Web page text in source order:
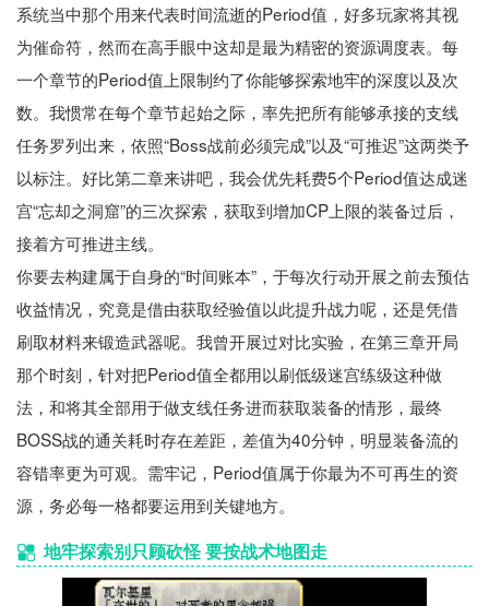
系统当中那个用来代表时间流逝的Period值，好多玩家将其视
为催命符，然而在高手眼中这却是最为精密的资源调度表。每
一个章节的Period值上限制约了你能够探索地牢的深度以及次
数。我惯常在每个章节起始之际，率先把所有能够承接的支线
任务罗列出来，依照“Boss战前必须完成”以及“可推迟”这两类予
以标注。好比第二章来讲吧，我会优先耗费5个Period值达成迷
宫“忘却之洞窟”的三次探索，获取到增加CP上限的装备过后，
接着方可推进主线。
你要去构建属于自身的“时间账本”，于每次行动开展之前去预估
收益情况，究竟是借由获取经验值以此提升战力呢，还是凭借
刷取材料来锻造武器呢。我曾开展过对比实验，在第三章开局
那个时刻，针对把Period值全都用以刷低级迷宫练级这种做
法，和将其全部用于做支线任务进而获取装备的情形，最终
BOSS战的通关耗时存在差距，差值为40分钟，明显装备流的
容错率更为可观。需牢记，Period值属于你最为不可再生的资
源，务必每一格都要运用到关键地方。
地牢探索别只顾砍怪 要按战术地图走